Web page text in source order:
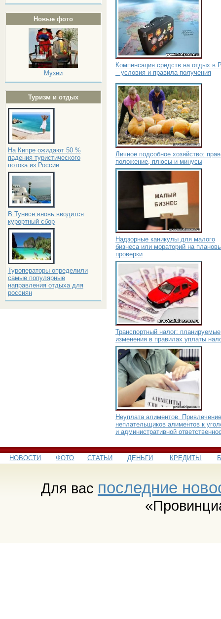
Новые фото
Музеи
Туризм и отдых
На Кипре ожидают 50 %
падения туристического
потока из России
В Тунисе вновь вводится
курортный сбор
Туроператоры определили
самые популярные
направления отдыха для
россиян
Компенсация средств на отдых в
– условия и правила получения
Личное подсобное хозяйство:
положение, плюсы и минусы
Надзорные каникулы для малого
бизнеса или мораторий на
проверки
Транспортный налог: планируемые
изменения в правилах уплаты
Неуплата алиментов. Привлечение
неплательщиков алиментов к
и административной
НОВОСТИ ФОТО СТАТЬИ ДЕНЬГИ КРЕДИТЫ
Для вас последние